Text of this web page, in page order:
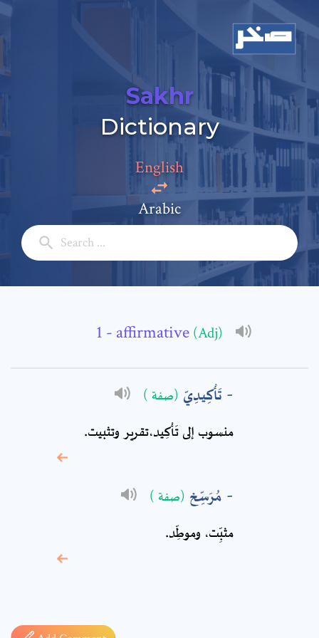
Sakhr
Dictionary
English
Arabic
- affirmative (Adj)
تَأْكِيدِيّ (صفة )
منسوب إلى تَأْكِيد،تقرير وتثبيت.
مُرَسِّخ (صفة )
مثبِّت، وموطِّد‏.
Add a comment
Full Name: *
* sign, it means are
required fields